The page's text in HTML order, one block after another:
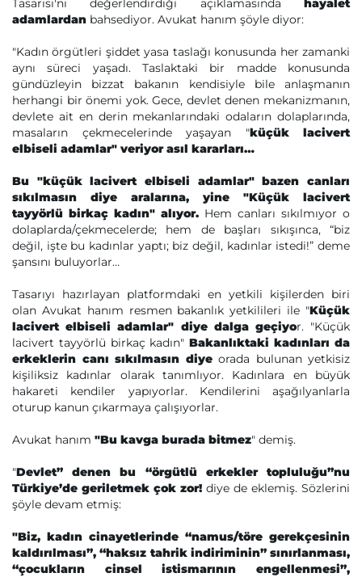
Tasarısı'nı değerlendirdiği açıklamasında
hayalet
adamlardan bahsediyor. Avukat hanım şöyle diyor:
"Kadın örgütleri şiddet yasa taslağı konusunda her zamanki
aynı süreci yaşadı. Taslaktaki bir madde konusunda
gündüzleyin bizzat bakanın kendisiyle bile anlaşmanın
herhangi bir önemi yok. Gece, devlet denen mekanizmanın,
devlete ait en derin mekanlarındaki odaların dolaplarında,
masaların çekmecelerinde yaşayan "küçük lacivert
elbiseli adamlar" veriyor asıl kararları…
Bu "küçük lacivert elbiseli adamlar" bazen canları
sıkılmasın diye aralarına, yine "Küçük lacivert
tayyörlü birkaç kadın" alıyor. Hem canları sıkılmıyor o
dolaplarda/çekmecelerde; hem de başları sıkışınca, “biz
değil, işte bu kadınlar yaptı; biz değil, kadınlar istedi!” deme
şansını buluyorlar…
Tasarıyı hazırlayan platformdaki en yetkili kişilerden biri
olan Avukat hanım resmen bakanlık yetkilileri ile "Küçük
lacivert elbiseli adamlar" diye dalga geçiyor. "Küçük
lacivert tayyörlü birkaç kadın"Bakanlıktaki kadınları da
erkeklerin canı sıkılmasın diyeorada bulunan yetkisiz
kişiliksiz kadınlar olarak tanımlıyor. Kadınlara en büyük
hakareti kendiler yapıyorlar. Kendilerini aşağılyanlarla
oturup kanun çıkarmaya çalışıyorlar.
Avukat hanım "Bu kavga burada bitmez" demiş.
"Devlet” denen bu “örgütlü erkekler topluluğu”nu
Türkiye’de geriletmek çok zor! diye de eklemiş. Sözlerini
şöyle devam etmiş:
"Biz, kadın cinayetlerinde “namus/töre gerekçesinin
kaldırılması”, “haksız tahrik indiriminin” sınırlanması,
“çocukların cinsel istismarının engellenmesi”,